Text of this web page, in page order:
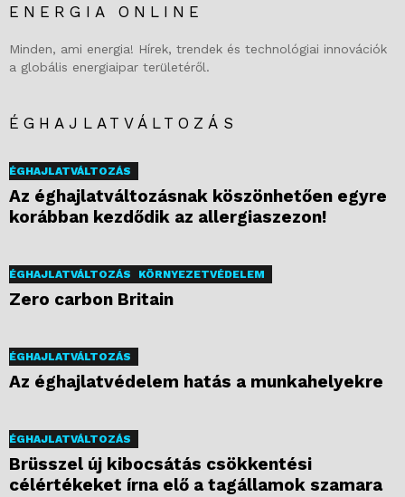
ENERGIA ONLINE
Minden, ami energia! Hírek, trendek és technológiai innovációk
a globális energiaipar területéről.
ÉGHAJLATVÁLTOZÁS
ÉGHAJLATVÁLTOZÁS
Az éghajlatváltozásnak köszönhetően egyre
korábban kezdődik az allergiaszezon!
ÉGHAJLATVÁLTOZÁS KÖRNYEZETVÉDELEM
Zero carbon Britain
ÉGHAJLATVÁLTOZÁS
Az éghajlatvédelem hatás a munkahelyekre
ÉGHAJLATVÁLTOZÁS
Brüsszel új kibocsátás csökkentési
célértékeket írna elő a tagállamok szamara